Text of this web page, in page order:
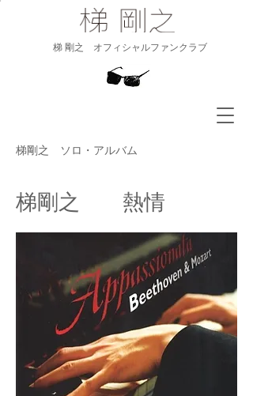
​梯 剛之 オフィシャルファンクラブ
梯剛之 ソロ・アルバム
梯剛之 熱情